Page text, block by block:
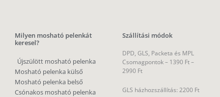
Milyen mosható pelenkát
keresel?
Újszülött mosható pelenka
Mosható pelenka külső
Mosható pelenka belső
Csónakos mosható pelenka
Szállítási módok
DPD, GLS, Packeta és MPL
Csomagpontok – 1390 Ft –
2990 Ft
GLS házhozszállítás: 2200 Ft